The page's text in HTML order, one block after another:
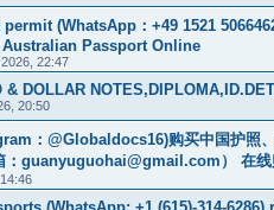
(WhatsApp：+49 1521
Passport Online
22:47
DOLLAR
20:50
：@Globaldocs16)购买中国护照
guanyuguohai@gmail.com ） 在
(WhatsApp: +1 (615)-314-